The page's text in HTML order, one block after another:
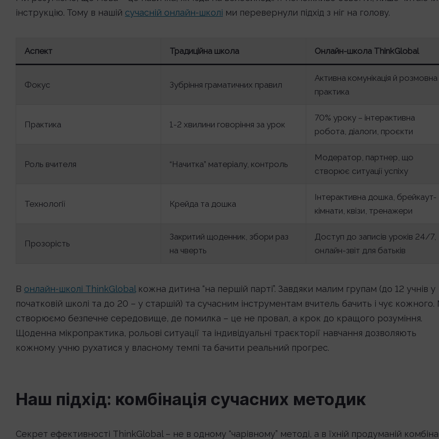
інструкцію. Тому в нашій сучасній онлайн-школі ми перевернули підхід з ніг на голову.
Аспект Традиційна школа Онлайн-школа ThinkGlobal
Фокус Зубріння граматичних правил
Активна комунікація й розмовна
практика
Практика 1-2 хвилини говоріння за урок
70% уроку – інтерактивна
робота, діалоги, проєкти
Роль вчителя “Начитка” матеріалу, контроль
Модератор, партнер, що
створює ситуації успіху
Технології Крейда та дошка
Інтерактивна дошка, брейкаут-
кімнати, квізи, тренажери
Прозорість
Закритий щоденник, збори раз
на чверть
Доступ до записів уроків 24/7,
онлайн-звіт для батьків
В онлайн-школі ThinkGlobal кожна дитина “на першій парті”. Завдяки малим групам (до 12 учнів у
початковій школі та до 20 – у старшій) та сучасним інструментам вчитель бачить і чує
створюємо безпечне середовище, де помилка – це не провал, а крок до кращого розуміння.
Щоденна мікропрактика, рольові ситуації та індивідуальні траєкторії навчання дозволяють
кожному учню рухатися у власному темпі та бачити реальний прогрес.
Наш підхід: комбінація сучасних методик
Секрет ефективності ThinkGlobal – не в одному “чарівному” методі, а в їхній продуманій